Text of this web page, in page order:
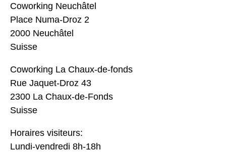
Coworking Neuchâtel
Place Numa-Droz 2
2000 Neuchâtel
Suisse
Coworking La Chaux-de-fonds
Rue Jaquet-Droz 43
2300 La Chaux-de-Fonds
Suisse
Horaires visiteurs:
Lundi-vendredi 8h-18h